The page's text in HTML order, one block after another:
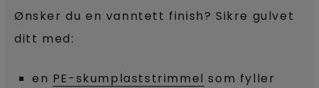
Ønsker du en vanntett finish? Sikre gulvet
ditt med:
en PE-skumplaststrimmel som fyller